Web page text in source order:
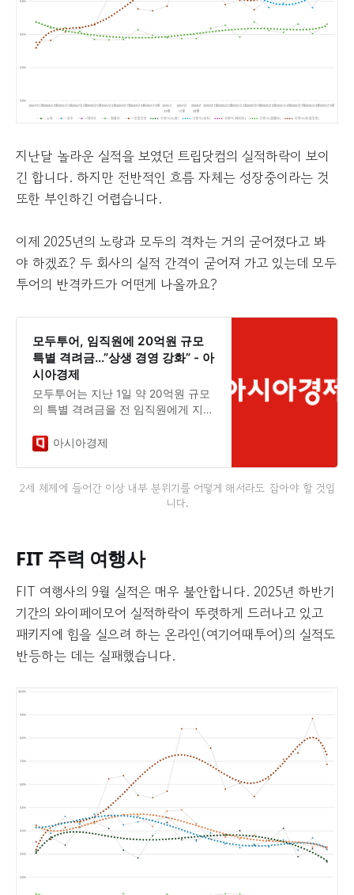
지난달 놀라운 실적을 보였던 트립닷컴의 실적하락이 보이
긴 합니다. 하지만 전반적인 흐름 자체는 성장중이라는 것
또한 부인하긴 어렵습니다.
이제 2025년의 노랑과 모두의 격차는 거의 굳어졌다고 봐
야 하겠죠? 두 회사의 실적 간격이 굳어져 가고 있는데 모두
투어의 반격카드가 어떤게 나올까요?
모두투어, 임직원에 20억원 규모
특별 격려금…”상생 경영 강화” - 아
시아경제
모두투어는 지난 1일 약 20억원 규모
의 특별 격려금을 전 임직원에게 지급
제 근로자를 포함한 모든 임직원을 대
아시아경제
2세 체제에 들어간 이상 내부 분위기를 어떻게 해서라도 잡아야 할 것입
니다.
FIT 주력 여행사
FIT 여행사의 9월 실적은 매우 불안합니다. 2025년 하반기
기간의 와이페이모어 실적하락이 뚜렷하게 드러나고 있고
패키지에 힘을 실으려 하는 온라인(여기어때투어)의 실적도
반등하는 데는 실패했습니다.